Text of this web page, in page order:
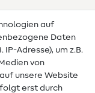
auf
Daten
IP-Adresse), um z.B.
von
unsere Website
erst durch